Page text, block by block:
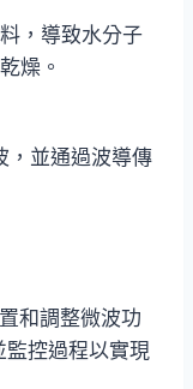
，導致水分子
燥。
，並通過波導傳
和調整微波功
控過程以實現